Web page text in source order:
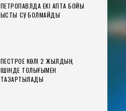
ПЕТРОПАВЛДА ЕКІ АПТА БОЙЫ
ЫСТЫҚ СУ БОЛМАЙДЫ
ПЕСТРОЕ КӨЛІ 2 ЖЫЛДЫҢ
ІШІНДЕ ТОЛЫҒЫМЕН
ТАЗАРТЫЛАДЫ